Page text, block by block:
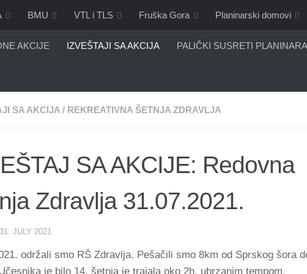
BMU VTL i TLS Fruška Gora Planinarski domovi
AKCIJE IZVEŠTAJI SA AKCIJA PALIČKI SUSRETI PLANINARA
SA AKCIJA / REKREATIVNA ŠETNJA ZDRAVLJA
SA AKCIJE: Redovna
Zdravlja 31.07.2021.
31. JULY 2021
održali smo RŠ Zdravlja. Pešačili smo 8km od Sprskog šora
je bilo 14, šetnja je trajala oko 2h, ubrzanim tempom.